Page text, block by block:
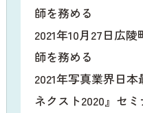
師を務める
2021年10月27日広
師を務める
2021年写真業界日
ネクスト2020』セ